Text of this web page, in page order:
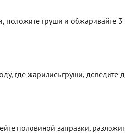
положите груши и обжаривайте
где жарились груши, доведите
половиной заправки,